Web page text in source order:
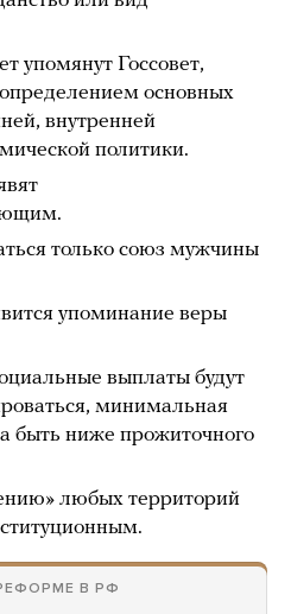
упомянут Госсовет,
основных
внутренней
политики.
только союз мужчины
упоминание веры
выплаты будут
минимальная
быть ниже прожиточного
любых территорий
В РФ